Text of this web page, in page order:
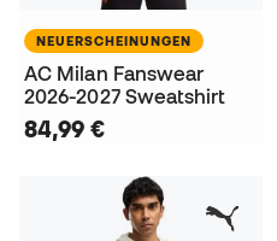
NEUERSCHEINUNGEN
AC Milan Fanswear
2026-2027 Sweatshirt
84,99 €